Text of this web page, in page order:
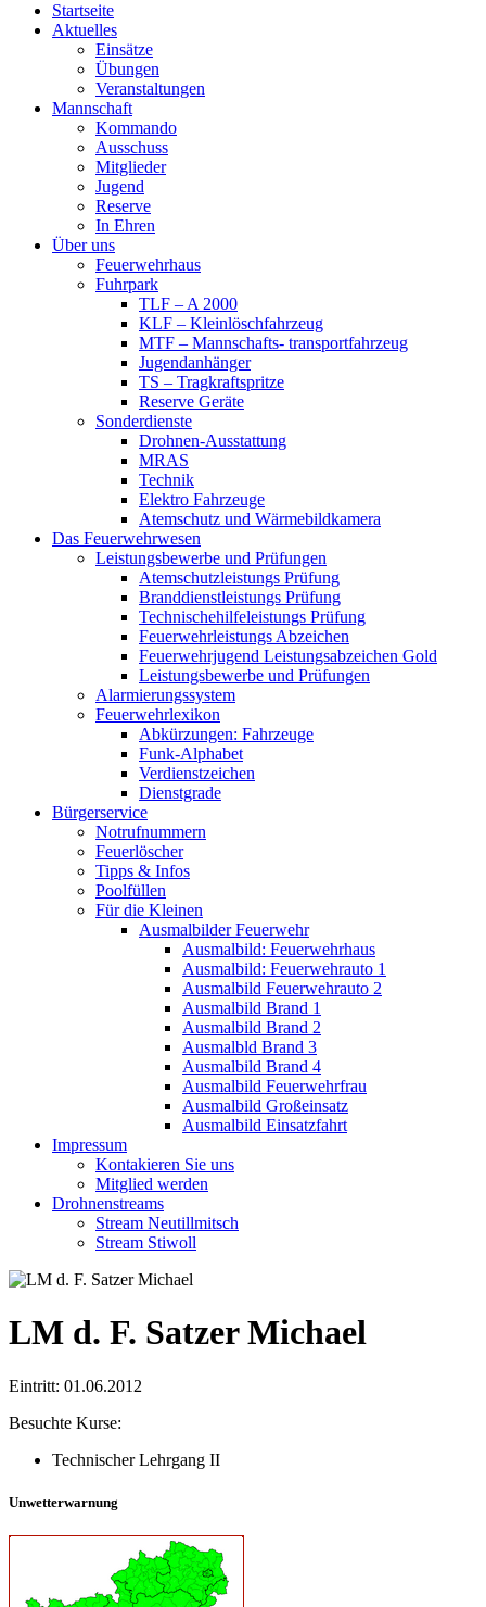
Startseite
Aktuelles
Einsätze
Übungen
Veranstaltungen
Mannschaft
Kommando
Ausschuss
Mitglieder
Jugend
Reserve
In Ehren
Über uns
Feuerwehrhaus
Fuhrpark
TLF – A 2000
KLF – Kleinlöschfahrzeug
MTF – Mannschafts- transportfahrzeug
Jugendanhänger
TS – Tragkraftspritze
Reserve Geräte
Sonderdienste
Drohnen-Ausstattung
MRAS
Technik
Elektro Fahrzeuge
Atemschutz und Wärmebildkamera
Das Feuerwehrwesen
Leistungsbewerbe und Prüfungen
Atemschutzleistungs Prüfung
Branddienstleistungs Prüfung
Technischehilfeleistungs Prüfung
Feuerwehrleistungs Abzeichen
Feuerwehrjugend Leistungsabzeichen Gold
Leistungsbewerbe und Prüfungen
Alarmierungssystem
Feuerwehrlexikon
Abkürzungen: Fahrzeuge
Funk-Alphabet
Verdienstzeichen
Dienstgrade
Bürgerservice
Notrufnummern
Feuerlöscher
Tipps & Infos
Poolfüllen
Für die Kleinen
Ausmalbilder Feuerwehr
Ausmalbild: Feuerwehrhaus
Ausmalbild: Feuerwehrauto 1
Ausmalbild Feuerwehrauto 2
Ausmalbild Brand 1
Ausmalbild Brand 2
Ausmalbld Brand 3
Ausmalbild Brand 4
Ausmalbild Feuerwehrfrau
Ausmalbild Großeinsatz
Ausmalbild Einsatzfahrt
Impressum
Kontakieren Sie uns
Mitglied werden
Drohnenstreams
Stream Neutillmitsch
Stream Stiwoll
LM d. F. Satzer Michael
Eintritt: 01.06.2012
Besuchte Kurse:
Technischer Lehrgang II
Unwetterwarnung